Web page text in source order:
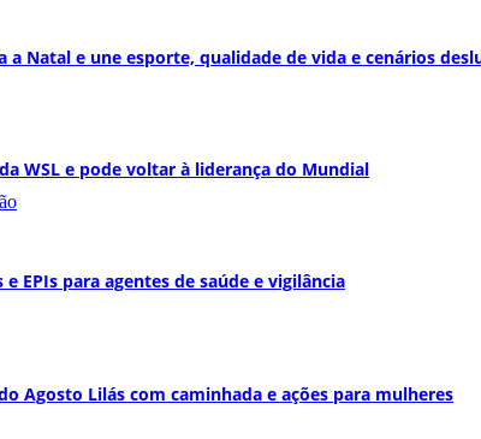
a Natal e une esporte, qualidade de vida e cenários
WSL e pode voltar à liderança do Mundial
EPIs para agentes de saúde e vigilância
Agosto Lilás com caminhada e ações para mulheres